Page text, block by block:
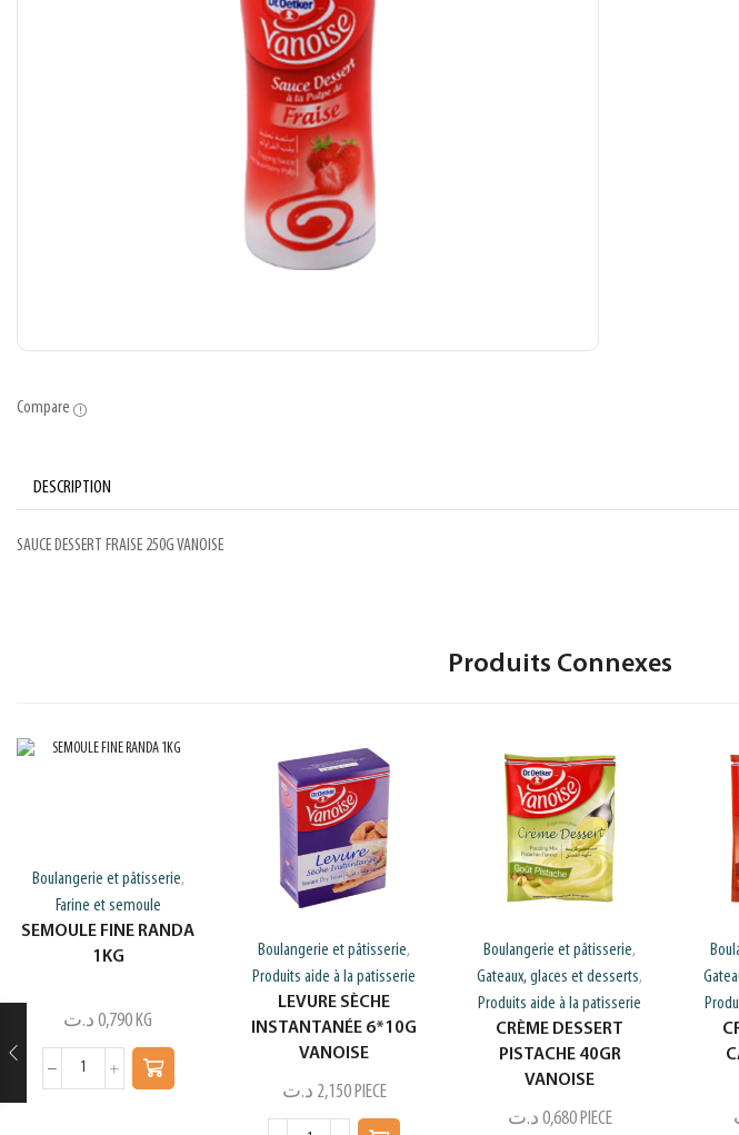
Compare
DESCRIPTION
SAUCE DESSERT FRAISE 250G VANOISE
Produits Connexes
Boulangerie et pâtisserie,
Farine et semoule
SEMOULE FINE RANDA
1KG
0,790 د.ت KG
Boulangerie et pâtisserie,
Produits aide à la patisserie
LEVURE SÈCHE
INSTANTANÉE 6*10G
VANOISE
2,150 د.ت PIECE
Boulangerie et pâtisserie,
Gateaux, glaces et desserts,
Produits aide à la patisserie
CRÈME DESSERT
PISTACHE 40GR
VANOISE
0,680 د.ت PIECE